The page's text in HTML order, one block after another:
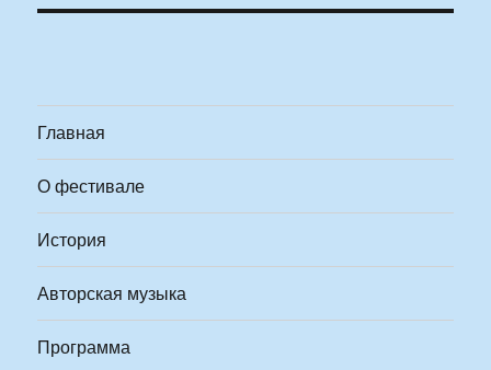
Главная
О фестивале
История
Авторская музыка
Программа